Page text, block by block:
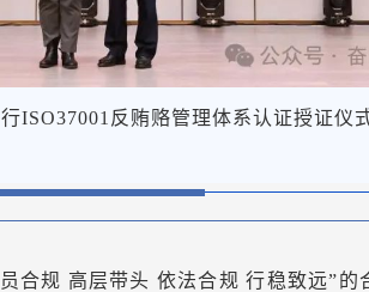
ISO37001反贿赂管理体系认证授证仪
合规 高层带头 依法合规 行稳致远”的